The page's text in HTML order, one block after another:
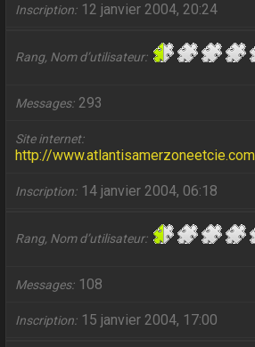
Inscription 12 janvier 2004, 20:24
Rang, Nom d’utilisateur
Messages 293
Site internet
http://www.atlantisamerzoneetcie.com
Inscription 14 janvier 2004, 06:18
Rang, Nom d’utilisateur
Messages 108
Inscription 15 janvier 2004, 17:00